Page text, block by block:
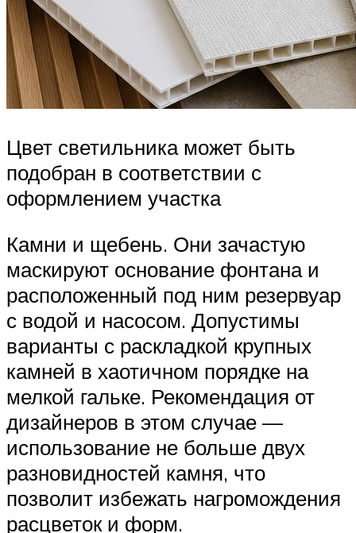
Цвет светильника может быть
подобран в соответствии с
оформлением участка
Камни и щебень. Они зачастую
маскируют основание фонтана и
расположенный под ним резервуар
с водой и насосом. Допустимы
варианты с раскладкой крупных
камней в хаотичном порядке на
мелкой гальке. Рекомендация от
дизайнеров в этом случае —
использование не больше двух
разновидностей камня, что
позволит избежать нагромождения
расцветок и форм.